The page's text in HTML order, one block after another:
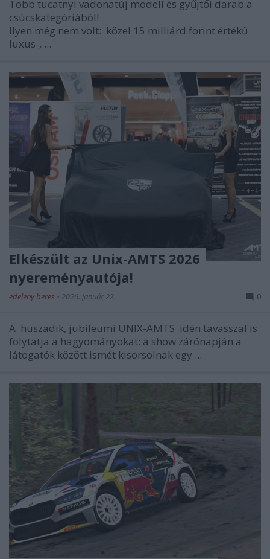
Több tucatnyi vadonatúj modell és gyűjtői darab a
csúcskategóriából!
Ilyen még nem volt: közel 15 milliárd forint értékű
luxus-, ...
Elkészült az Unix-AMTS 2026
nyereményautója!
edeleny beres • 2026. január 22. 0
A huszadik, jubileumi UNIX-AMTS idén tavasszal is
folytatja a hagyományokat: a show zárónapján a
látogatók között ismét kisorsolnak egy ...